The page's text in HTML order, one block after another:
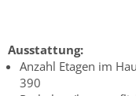
Ausstattung:
Anzahl Etagen im
390